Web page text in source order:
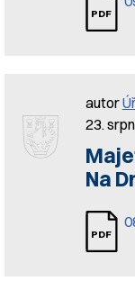
autor
23.
Na